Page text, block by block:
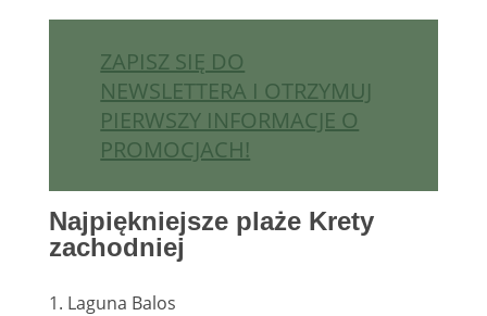
ZAPISZ SIĘ DO
NEWSLETTERA I OTRZYMUJ
PIERWSZY INFORMACJE O
PROMOCJACH!
Najpiękniejsze plaże Krety
zachodniej
Laguna Balos